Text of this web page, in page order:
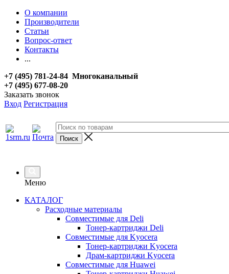
О компании
Производители
Статьи
Вопрос-ответ
Контакты
...
+7 (495) 781-24-84 Многоканальный
+7 (495) 677-08-20
Заказать звонок
Вход Регистрация
Меню
КАТАЛОГ
Расходные материалы
Совместимые для Deli
Тонер-картриджи Deli
Совместимые для Kyocera
Тонер-картриджи Kyocera
Драм-картриджи Kyocera
Совместимые для Huawei